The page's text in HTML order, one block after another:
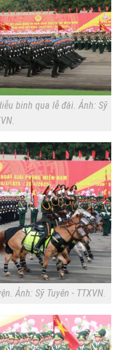
binh qua lễ đài. Ảnh: Sỹ
Ảnh: Sỹ Tuyên - TTXVN.